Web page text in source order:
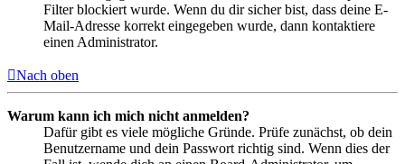
Filter blockiert wurde. Wenn du dir sicher bist, dass deine E-
Mail-Adresse korrekt eingegeben wurde, dann kontaktiere
einen Administrator.
Nach oben
Warum kann ich mich nicht anmelden?
Dafür gibt es viele mögliche Gründe. Prüfe zunächst, ob dein
Benutzername und dein Passwort richtig sind. Wenn dies der